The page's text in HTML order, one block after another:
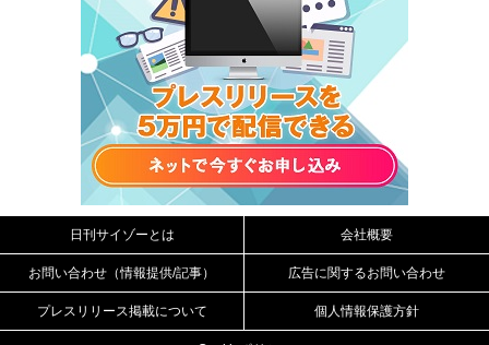
日刊サイゾーとは 会社概要
お問い合わせ（情報提供/記事） 広告に関するお問い合わせ
プレスリリース掲載について 個人情報保護方針